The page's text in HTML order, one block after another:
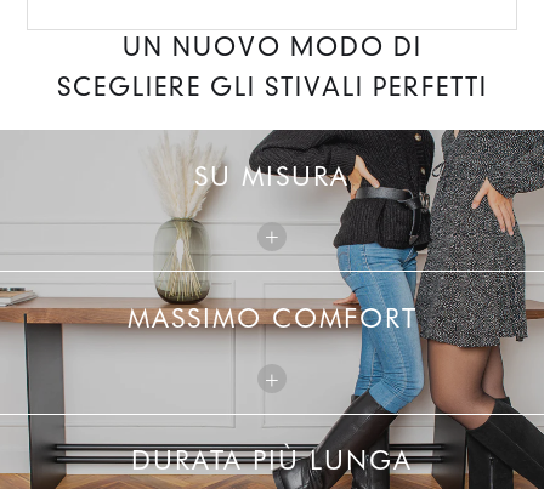
UN NUOVO MODO DI
SCEGLIERE GLI STIVALI PERFETTI
SU MISURA
+
MASSIMO COMFORT
+
DURATA PIÙ LUNGA